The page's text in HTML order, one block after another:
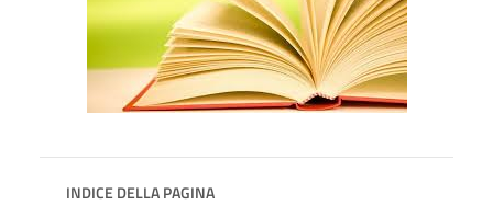
INDICE DELLA PAGINA